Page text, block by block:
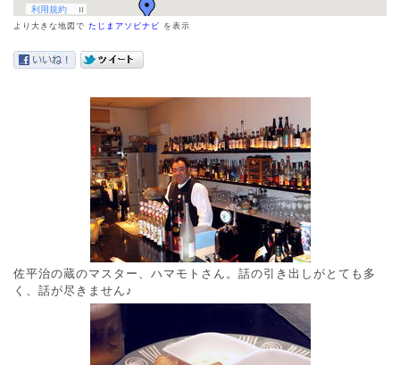
より大きな地図で たじまアソビナビ を表示
佐平治の蔵のマスター、ハマモトさん。話の引き出しがとても多
く、話が尽きません♪